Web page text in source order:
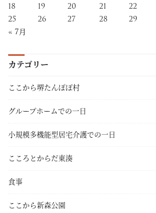
18
19 20 21 22
25
26 27 28 29
« 7月
カテゴリー
ここから堺たんぽぽ村
グループホームでの一日
小規模多機能型居宅介護での一日
こころとからだ東湊
食事
ここから新森公園